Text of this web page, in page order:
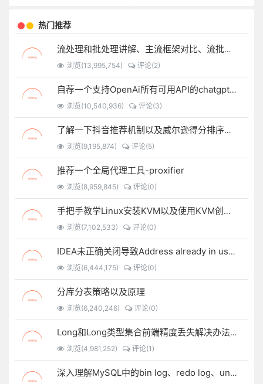
热门推荐
流处理和批处理讲解、主流框架对比、流批一体架构
浏览(13,995,754) 评论(2)
自荐一个支持OpenAi所有可用API的chatgpt-spring-boot-starter
浏览(10,540,936) 评论(3)
了解一下抖音推荐机制以及威尔逊得分排序算法
浏览(9,195,874) 评论(5)
推荐一个全局代理工具-proxifier
浏览(8,959,845) 评论(0)
手把手教学Linux安装KVM以及使用KVM创建虚拟机
浏览(7,102,533) 评论(0)
IDEA未正确关闭导致Address already in use: bind
浏览(6,444,175) 评论(0)
分库分表策略以及原理
浏览(6,240,246) 评论(0)
Long和Long类型集合前端精度丢失解决办法锦集以及自定义JSON序列化方法
浏览(4,981,252) 评论(1)
深入理解MySQL中的bin log、redo log、undo log